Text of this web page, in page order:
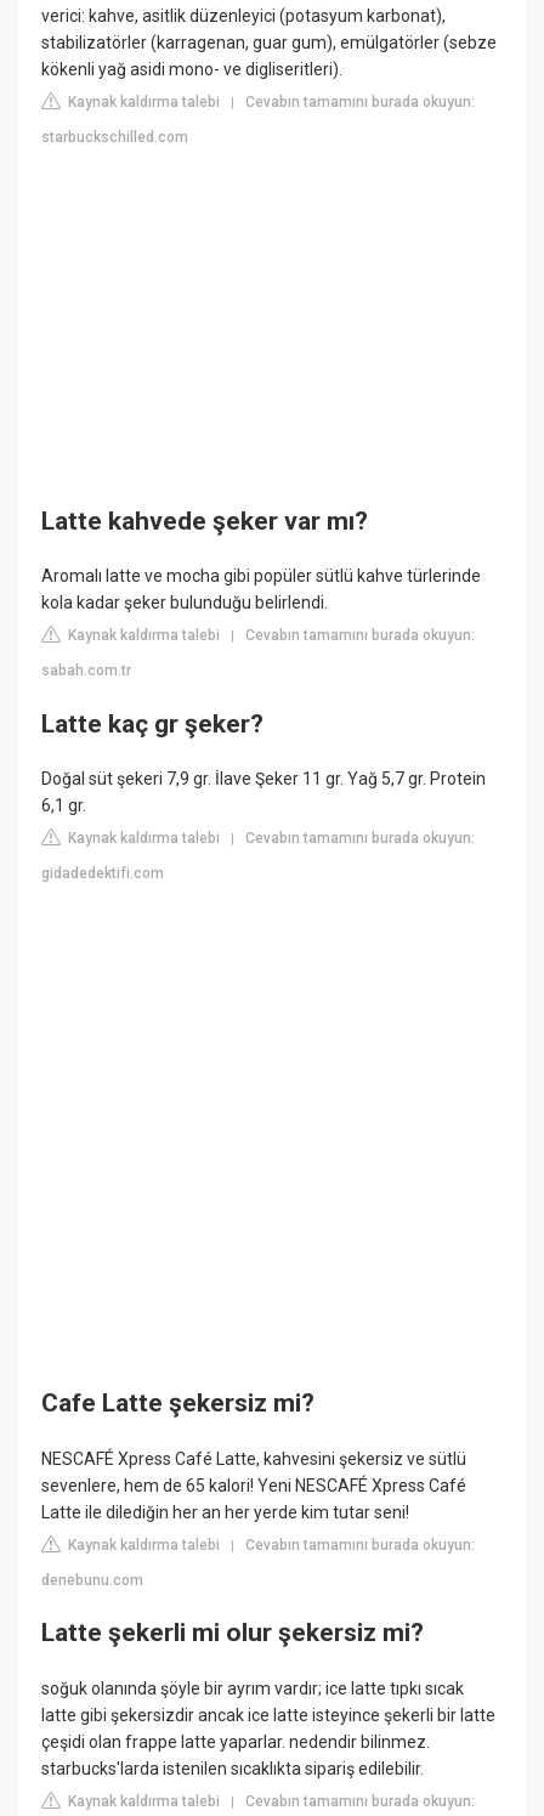
verici: kahve, asitlik düzenleyici (potasyum karbonat),
stabilizatörler (karragenan, guar gum), emülgatörler (sebze
kökenli yağ asidi mono- ve digliseritleri).
Kaynak kaldırma talebi |Cevabın tamamını burada okuyun:
starbuckschilled.com
Latte kahvede şeker var mı?
Aromalı latte ve mocha gibi popüler sütlü kahve türlerinde
kola kadar şeker bulunduğu belirlendi.
Kaynak kaldırma talebi |Cevabın tamamını burada okuyun:
sabah.com.tr
Latte kaç gr şeker?
Doğal süt şekeri 7,9 gr. İlave Şeker 11 gr. Yağ 5,7 gr. Protein
6,1 gr.
Kaynak kaldırma talebi |Cevabın tamamını burada okuyun:
gidadedektifi.com
Cafe Latte şekersiz mi?
NESCAFÉ Xpress Café Latte, kahvesini şekersiz ve sütlü
sevenlere, hem de 65 kalori! Yeni NESCAFÉ Xpress Café
Latte ile dilediğin her an her yerde kim tutar seni!
Kaynak kaldırma talebi |Cevabın tamamını burada okuyun:
denebunu.com
Latte şekerli mi olur şekersiz mi?
soğuk olanında şöyle bir ayrım vardır; ice latte tıpkı sıcak
latte gibi şekersizdir ancak ice latte isteyince şekerli bir latte
çeşidi olan frappe latte yaparlar. nedendir bilinmez.
starbucks'larda istenilen sıcaklıkta sipariş edilebilir.
Kaynak kaldırma talebi |Cevabın tamamını burada okuyun: